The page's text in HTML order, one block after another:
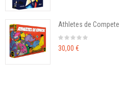
Athletes de Compete
30,00 €